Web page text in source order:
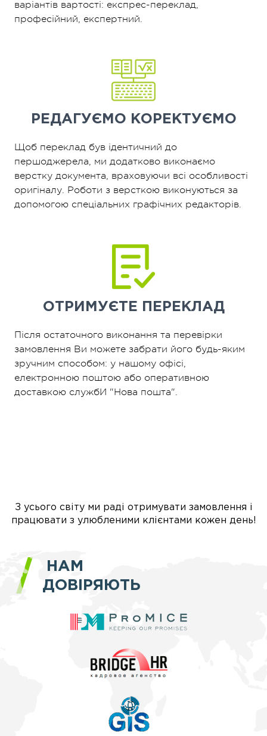
варіантів вартості: експрес-переклад,
професійний, експертний.
РЕДАГУЄМО КОРЕКТУЄМО
Щоб переклад був ідентичний до
першоджерела, ми додатково виконаємо
верстку документа, враховуючи всі особливості
оригіналу. Роботи з версткою виконуються за
допомогою спеціальних графічних редакторів.
ОТРИМУЄТЕ ПЕРЕКЛАД
Після остаточного виконання та перевірки
замовлення Ви можете забрати його будь-яким
зручним способом: у нашому офісі,
електронною поштою або оперативною
доставкою службИ "Нова пошта".
З усього світу ми раді отримувати замовлення і
працювати з улюбленими клієнтами кожен день!
НАМ
ДОВІРЯЮТЬ